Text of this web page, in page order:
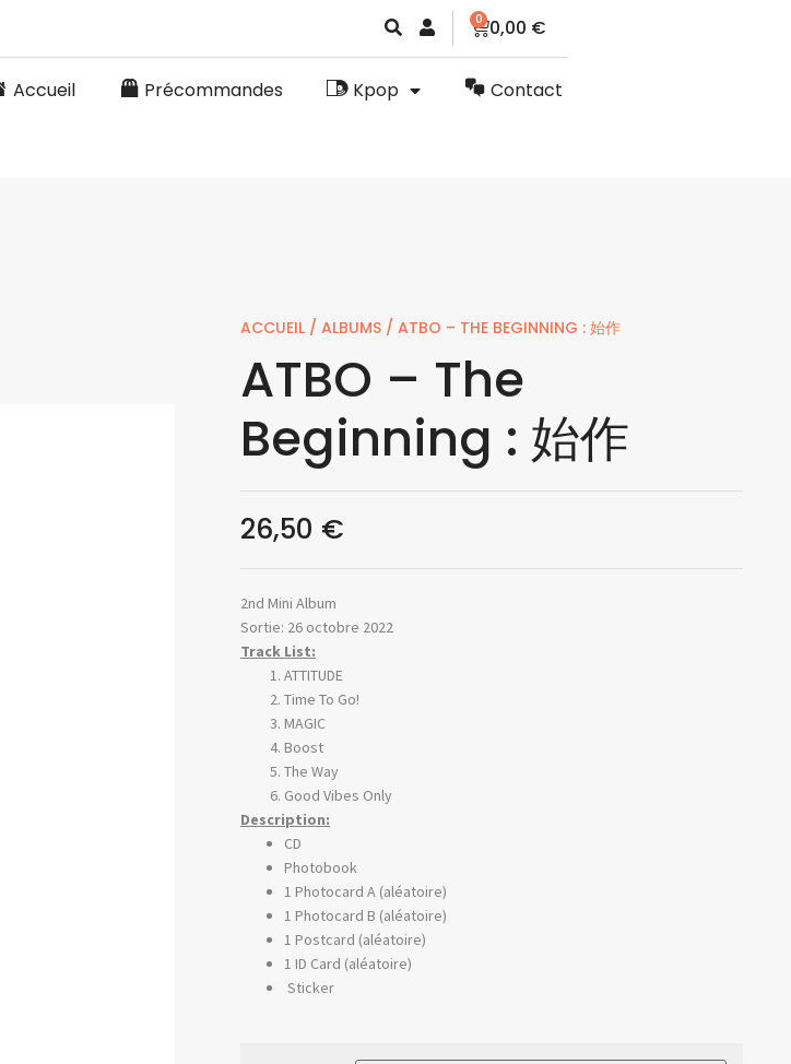
0,00 €
0
Accueil Précommandes Kpop Contact
ACCUEIL / ALBUMS / ATBO – THE BEGINNING : 始作
ATBO – The
Beginning : 始作
26,50 €
2nd Mini Album
Sortie: 26 octobre 2022
Track List:
ATTITUDE
Time To Go!
MAGIC
Boost
The Way
Good Vibes Only
Description:
CD
Photobook
1 Photocard A (aléatoire)
1 Photocard B (aléatoire)
1 Postcard (aléatoire)
1 ID Card (aléatoire)
Sticker